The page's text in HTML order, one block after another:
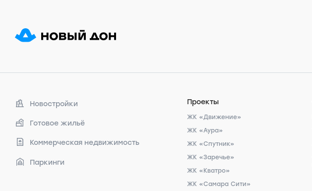
Новостройки
Готовое жильё
Коммерческая недвижимость
Паркинги
Проекты
ЖК «Движение»
ЖК «Аура»
ЖК «Спутник»
ЖК «Заречье»
ЖК «Кватро»
ЖК «Самара Сити»